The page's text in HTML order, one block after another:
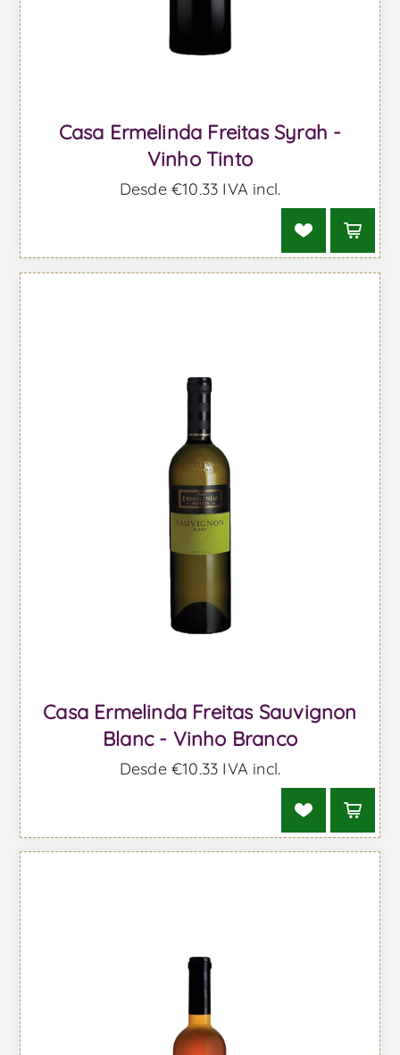
Casa Ermelinda Freitas Syrah -
Vinho Tinto
Desde €10,33 IVA incl.
Casa Ermelinda Freitas Sauvignon
Blanc - Vinho Branco
Desde €10,33 IVA incl.